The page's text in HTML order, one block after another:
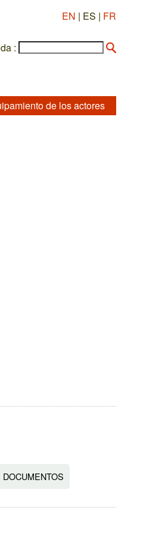
EN | ES | FR
:
de los actores